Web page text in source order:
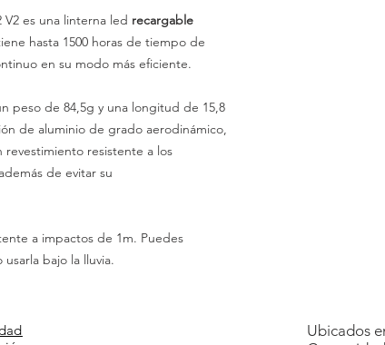
es una linterna led recargable
hasta 1500 horas de tiempo de
en su modo más eficiente.
peso de 84,5g y una longitud de 15,8
de aluminio de grado aerodinámico,
resistente a los
de evitar su
a impactos de 1m. Puedes
bajo la lluvia.
Ubicados